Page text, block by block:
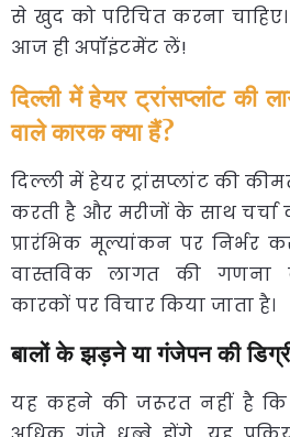
से खुद को परिचित करना
आज ही अपॉइंटमेंट लें!
दिल्ली में हेयर ट्रांसप्लांट की
वाले कारक क्या हैं?
दिल्ली में हेयर ट्रांसप्लांट की
करती है और मरीजों के साथ
प्रारंभिक मूल्यांकन पर निर्भर
वास्तविक लागत की गणना
कारकों पर विचार किया जाता है।
बालों के झड़ने या गंजेपन की
यह कहने की जरूरत नहीं है कि